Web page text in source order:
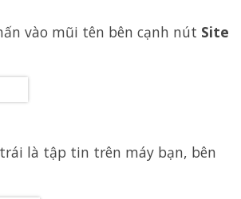
vào mũi tên bên cạnh nút Site
là tập tin trên máy bạn, bên